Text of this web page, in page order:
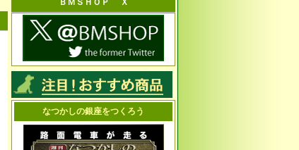
ＢＭＳＨＯＰ Ｘ
なつかしの銀座をつくろう